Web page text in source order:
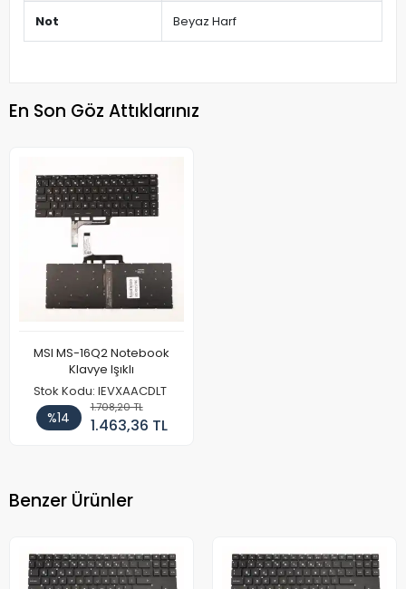
Not Beyaz Harf
En Son Göz Attıklarınız
MSI MS-16Q2 Notebook
Klavye Işıklı
Stok Kodu: IEVXAACDLT
%14
1.708,20 TL
1.463,36 TL
Benzer Ürünler